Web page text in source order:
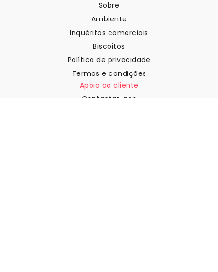
Sobre
Ambiente
Inquéritos comerciais
Biscoitos
Política de privacidade
Termos e condições
Apoio ao cliente
Contactar-nos